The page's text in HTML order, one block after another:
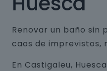
Renovar un baño sin
caos de imprevistos,
En Castigaleu,